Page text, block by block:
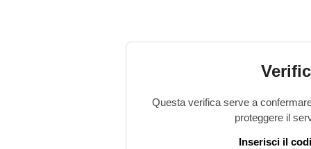
Questa verifica serve a
proteggere il
Inserisci il